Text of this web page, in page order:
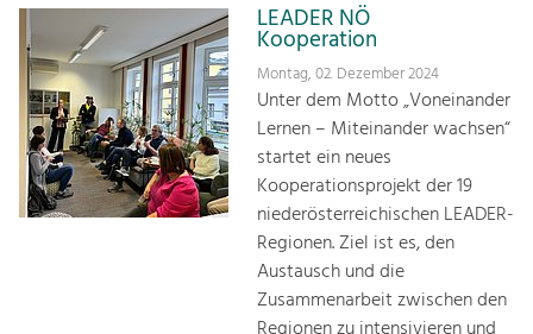
LEADER NÖ
Kooperation
Montag, 02. Dezember 2024
Unter dem Motto „Voneinander
Lernen – Miteinander wachsen“
startet ein neues
Kooperationsprojekt der 19
niederösterreichischen LEADER-
Regionen. Ziel ist es, den
Austausch und die
Zusammenarbeit zwischen den